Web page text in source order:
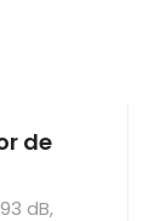
de
dB,